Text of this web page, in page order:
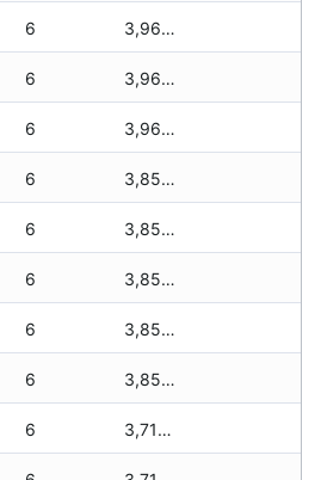
6 3,960 zł
6 3,960 zł
6 3,960 zł
6 3,855 zł
6 3,855 zł
6 3,855 zł
6 3,855 zł
6 3,855 zł
6 3,715 zł